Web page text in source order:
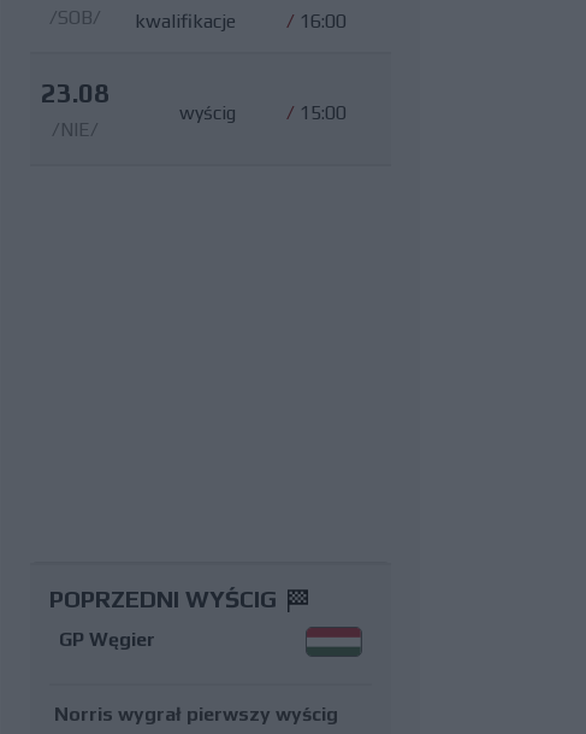
/SOB/
kwalifikacje
/ 16:00
23.08
/NIE/
wyścig / 15:00
POPRZEDNI WYŚCIG
GP Węgier
Norris wygrał pierwszy wyścig